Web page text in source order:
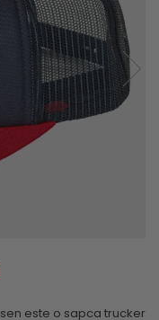
este o sapca trucker